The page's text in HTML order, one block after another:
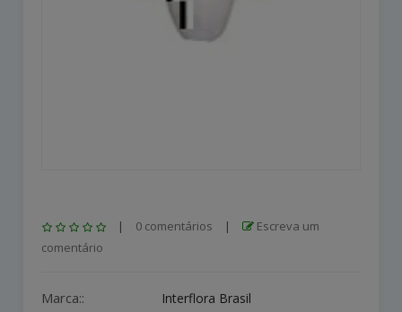
| 0 comentários |
Escreva um
comentário
Marca:: Interflora Brasil